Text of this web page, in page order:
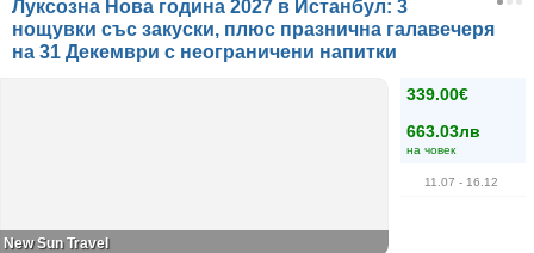
Луксозна Нова година 2027 в Истанбул: 3
нощувки със закуски, плюс празнична галавечеря
на 31 Декември с неограничени напитки
339.00€
663.03лв
на човек
11.07 - 16.12
New Sun Travel